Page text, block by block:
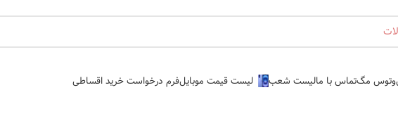
وتوس مگتماس با مالیست شعب لیست قیمت موبایلفرم درخواست خرید اقساطی